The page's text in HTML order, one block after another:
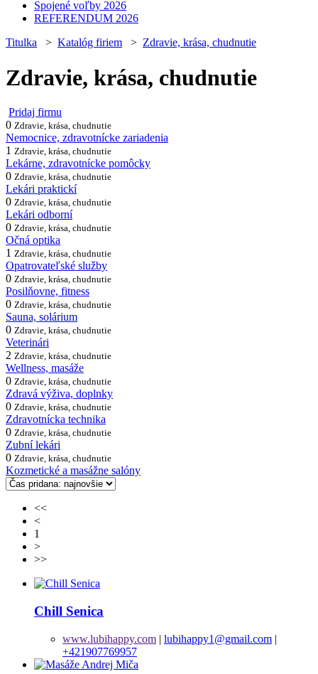
Spojené voľby 2026
REFERENDUM 2026
Titulka > Katalóg firiem > Zdravie, krása, chudnutie
Zdravie, krása, chudnutie
Pridaj firmu
0 Zdravie, krása, chudnutie
Nemocnice, zdravotnícke zariadenia
1 Zdravie, krása, chudnutie
Lekárne, zdravotnícke pomôcky
0 Zdravie, krása, chudnutie
Lekári praktickí
0 Zdravie, krása, chudnutie
Lekári odborní
0 Zdravie, krása, chudnutie
Očná optika
1 Zdravie, krása, chudnutie
Opatrovateľské služby
0 Zdravie, krása, chudnutie
Posilňovne, fitness
0 Zdravie, krása, chudnutie
Sauna, solárium
0 Zdravie, krása, chudnutie
Veterinári
2 Zdravie, krása, chudnutie
Wellness, masáže
0 Zdravie, krása, chudnutie
Zdravá výživa, doplnky
0 Zdravie, krása, chudnutie
Zdravotnícka technika
0 Zdravie, krása, chudnutie
Zubní lekári
0 Zdravie, krása, chudnutie
Kozmetické a masážne salóny
<<
<
1
>
>>
Chill Senica
www.lubihappy.com | lubihappy1@gmail.com |
+421907769957